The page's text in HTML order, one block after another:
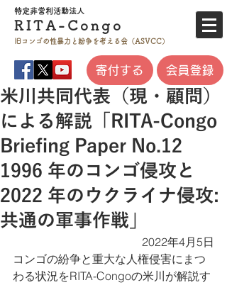
特定非営利活動法人
RITA- Co ngo
旧コンゴの性暴力と 紛争を考える会（ASVCC）
寄付する 会員登録
米川共同代表（現・顧問）
による解説「RITA-Congo
Briefing Paper No.12
1996 年のコンゴ侵攻と
2022 年のウクライナ侵攻:
共通の軍事作戦」
2022年4月5日
コンゴの紛争と重大な人権侵害にまつ
わる状況をRITA-Congoの米川が解説す